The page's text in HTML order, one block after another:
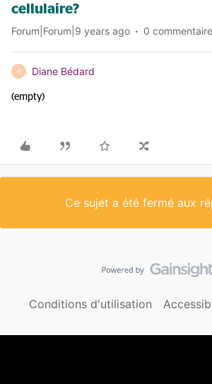
cellulaire?
Forum|Forum|9 years ago 0 commentaire
D Diane Bédard
(empty)
Ce sujet a été fermé aux
Conditions d'utilisation